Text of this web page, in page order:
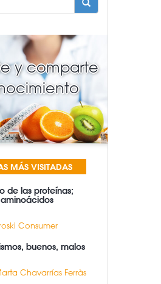
y comparte
MÁS VISITADAS
de las proteínas;
Consumer
buenos, malos
Chavarrías Ferràs